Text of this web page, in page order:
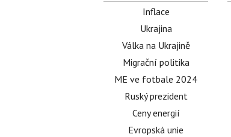
Inflace
Ukrajina
Válka na Ukrajině
Migrační politika
ME ve fotbale 2024
Ruský prezident
Ceny energií
Evropská unie